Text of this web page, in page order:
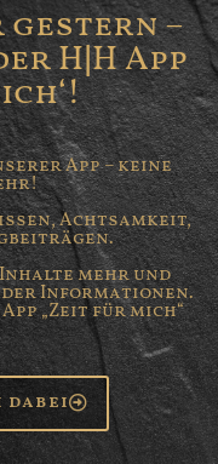
–
H|H App
App – keine
Achtsamkeit,
mehr und
Informationen.
„Zeit für mich“